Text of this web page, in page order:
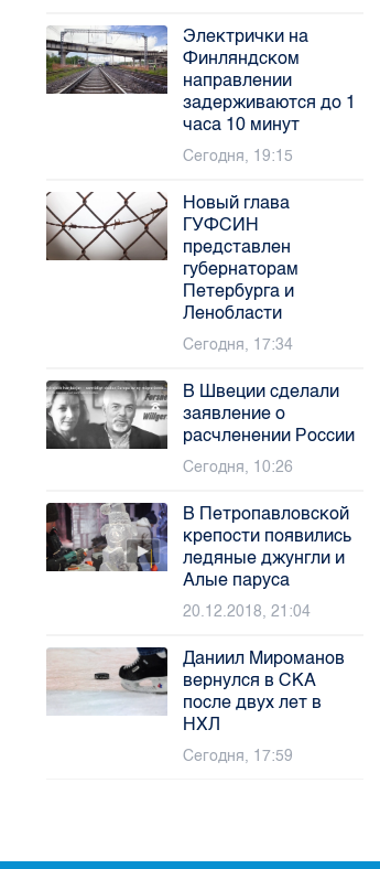
Электрички на
Финляндском
направлении
задерживаются до 1
часа 10 минут
Сегодня, 19:15
Новый глава
ГУФСИН
представлен
губернаторам
Петербурга и
Ленобласти
Сегодня, 17:34
В Швеции сделали
заявление о
расчленении России
Сегодня, 10:26
В Петропавловской
крепости появились
ледяные джунгли и
Алые паруса
20.12.2018, 21:04
Даниил Мироманов
вернулся в СКА
после двух лет в
НХЛ
Сегодня, 17:59